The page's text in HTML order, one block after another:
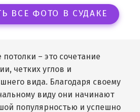
ВСЕ ФОТО В СУДАКЕ
– это сочетание
четких углов и
вида. Благодаря своему
виду они начинают
популярностью и успешно